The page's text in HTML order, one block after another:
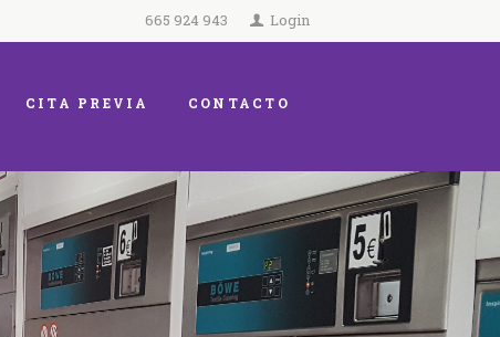
665 924 943 Login
CITA PREVIA CONTACTO